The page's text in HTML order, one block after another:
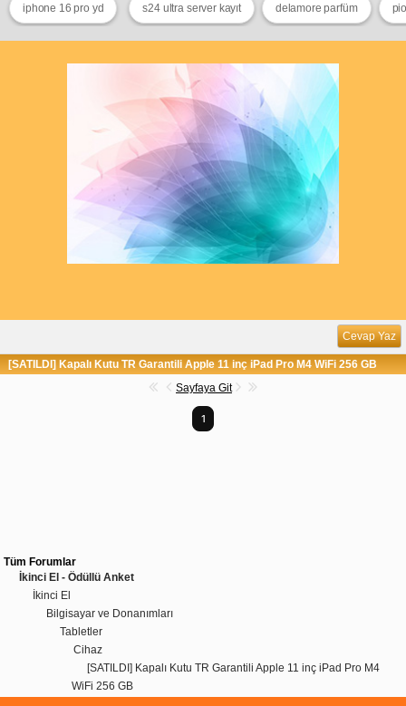
iphone 16 pro yd s24 ultra server kayıt delamore parfüm
Cevap Yaz
[SATILDI] Kapalı Kutu TR Garantili Apple 11 inç iPad Pro M4 WiFi 256 GB
Sayfaya Git
1
Tüm Forumlar
İkinci El - Ödüllü Anket
İkinci El
Bilgisayar ve Donanımları
Tabletler
Cihaz
[SATILDI] Kapalı Kutu TR Garantili Apple 11 inç iPad Pro M4
WiFi 256 GB